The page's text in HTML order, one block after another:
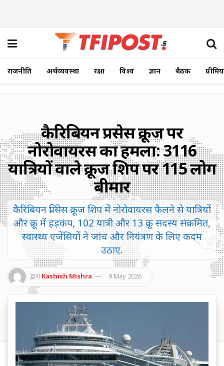
राजनीति अर्थव्यवस्था रक्षा विश्व ज्ञान बैठक
कैरिबियन प्रिंसेस क्रूज पर
नोरोवायरस का हमला: 3116
यात्रियों वाले क्रूज शिप पर 115 लोग
बीमार
कैरिबियन प्रिंसेस क्रूज शिप में नोरोवायरस फैलने से यात्रियों
और क्रू में हड़कंप, 102 यात्री और 13 क्रू सदस्य संक्रमित,
स्वास्थ्य एजेंसियों ने जांच और नियंत्रण के लिए कदम
उठाए.
द्वारा Kashish Mishra 9 May 2026